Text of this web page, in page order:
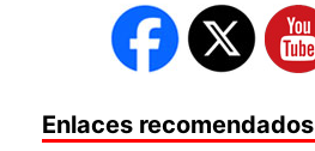
Enlaces recomendados